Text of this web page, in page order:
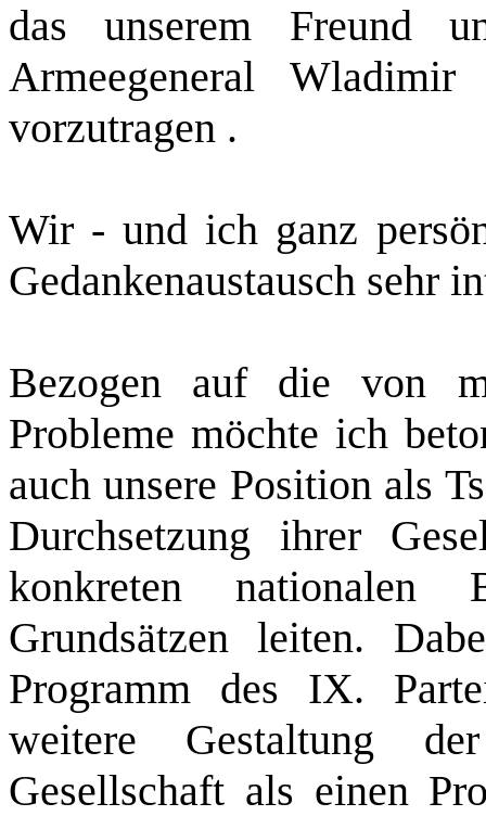
das unserem Freund
Armeegeneral Wladimir
vorzutragen .
Wir ‑ und ich ganz
Gedankenaustausch sehr
Bezogen auf die von
Probleme möchte ich
auch unsere Position als
Durchsetzung ihrer
konkreten nationalen
Grundsätzen leiten.
Programm des IX.
weitere Gestaltung
Gesellschaft als einen